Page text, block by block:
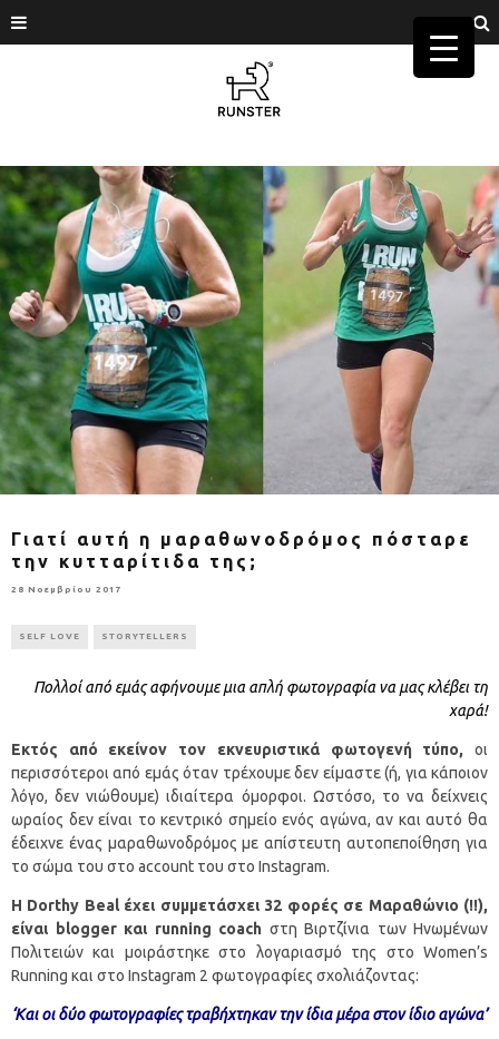
Γιατί αυτή η μαραθωνοδρόμος πόσταρε
την κυτταρίτιδα της;
28 Νοεμβρίου 2017
SELF LOVE STORYTELLERS
Πολλοί από εμάς αφήνουμε μια απλή φωτογραφία να μας κλέβει τη
χαρά!
Εκτός από εκείνον τον εκνευριστικά φωτογενή τύπο, οι
περισσότεροι από εμάς όταν τρέχουμε δεν είμαστε (ή, για κάποιον
λόγο, δεν νιώθουμε) ιδιαίτερα όμορφοι. Ωστόσο, το να δείχνεις
ωραίος δεν είναι το κεντρικό σημείο ενός αγώνα, αν και αυτό θα
έδειχνε ένας μαραθωνοδρόμος με απίστευτη αυτοπεποίθηση για
το σώμα του στο account του στο Instagram.
Η Dorthy Beal έχει συμμετάσχει 32 φορές σε Μαραθώνιο (!!),
είναι blogger και running coach στη Βιρτζίνια των Ηνωμένων
Πολιτειών και μοιράστηκε στο λογαριασμό της στο Women’s
Running και στο Instagram 2 φωτογραφίες σχολιάζοντας:
‘Και οι δύο φωτογραφίες τραβήχτηκαν την ίδια μέρα στον ίδιο αγώνα’